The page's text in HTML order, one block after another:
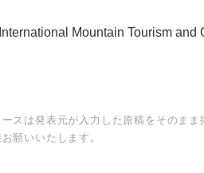
Mountain Tourism and
スは発表元が入力した原稿をそのま
願いいたします。